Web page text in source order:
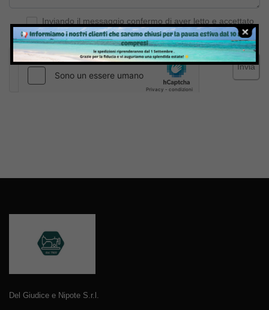
Inviando il messaggio confermo di aver letto e accettato
Termini e condizionidel sito web
Invia
Del Giudice e Nipote S.r.l.